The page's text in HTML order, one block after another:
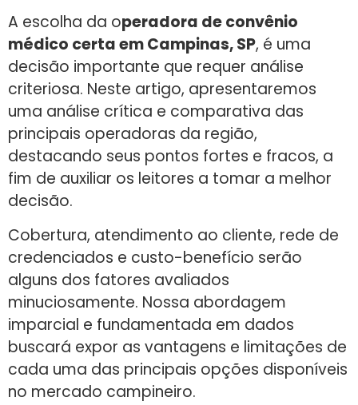
A escolha da operadora de convênio
médico certa em Campinas, SP, é uma
decisão importante que requer análise
criteriosa. Neste artigo, apresentaremos
uma análise crítica e comparativa das
principais operadoras da região,
destacando seus pontos fortes e fracos, a
fim de auxiliar os leitores a tomar a melhor
decisão.
Cobertura, atendimento ao cliente, rede de
credenciados e custo-benefício serão
alguns dos fatores avaliados
minuciosamente. Nossa abordagem
imparcial e fundamentada em dados
buscará expor as vantagens e limitações de
cada uma das principais opções disponíveis
no mercado campineiro.